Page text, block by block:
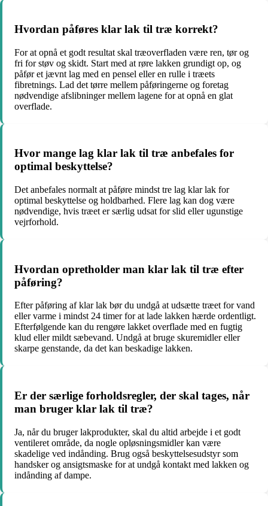
Hvordan påføres klar lak til træ korrekt?
For at opnå et godt resultat skal træoverfladen være ren, tør og
fri for støv og skidt. Start med at røre lakken grundigt op, og
påfør et jævnt lag med en pensel eller en rulle i træets
fibretnings. Lad det tørre mellem påføringerne og foretag
nødvendige afslibninger mellem lagene for at opnå en glat
overflade.
Hvor mange lag klar lak til træ anbefales for
optimal beskyttelse?
Det anbefales normalt at påføre mindst tre lag klar lak for
optimal beskyttelse og holdbarhed. Flere lag kan dog være
nødvendige, hvis træet er særlig udsat for slid eller ugunstige
vejrforhold.
Hvordan opretholder man klar lak til træ efter
påføring?
Efter påføring af klar lak bør du undgå at udsætte træet for vand
eller varme i mindst 24 timer for at lade lakken hærde ordentligt.
Efterfølgende kan du rengøre lakket overflade med en fugtig
klud eller mildt sæbevand. Undgå at bruge skuremidler eller
skarpe genstande, da det kan beskadige lakken.
Er der særlige forholdsregler, der skal tages, når
man bruger klar lak til træ?
Ja, når du bruger lakprodukter, skal du altid arbejde i et godt
ventileret område, da nogle opløsningsmidler kan være
skadelige ved indånding. Brug også beskyttelsesudstyr som
handsker og ansigtsmaske for at undgå kontakt med lakken og
indånding af dampe.